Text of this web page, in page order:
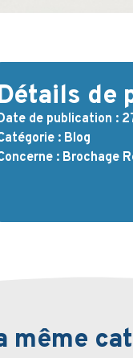
de
de publication :
: Blog
: Brochage
même